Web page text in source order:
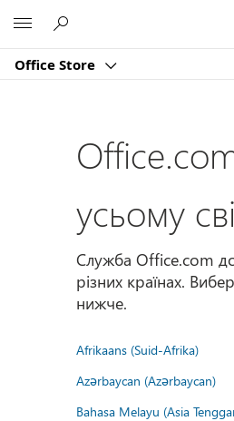
Office Store
усьому
Служба Office.com
різних країнах.
нижче.
Afrikaans (Suid-Afrika)
Azərbaycan (Azərbaycan)
Bahasa Melayu (Asia